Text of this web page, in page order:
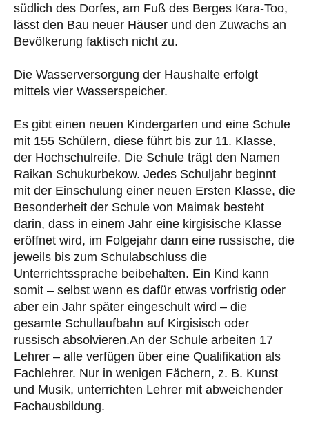
südlich des Dorfes, am Fuß des Berges Кara-Too,
lässt den Bau neuer Häuser und den Zuwachs an
Bevölkerung faktisch nicht zu.
Die Wasserversorgung der Haushalte erfolgt
mittels vier Wasserspeicher.
Es gibt einen neuen Kindergarten und eine Schule
mit 155 Schülern, diese führt bis zur 11. Klasse,
der Hochschulreife. Die Schule trägt den Namen
Raikan Schukurbekow. Jedes Schuljahr beginnt
mit der Einschulung einer neuen Ersten Klasse, die
Besonderheit der Schule von Maimak besteht
darin, dass in einem Jahr eine kirgisische Klasse
eröffnet wird, im Folgejahr dann eine russische, die
jeweils bis zum Schulabschluss die
Unterrichtssprache beibehalten. Ein Kind kann
somit – selbst wenn es dafür etwas vorfristig oder
aber ein Jahr später eingeschult wird – die
gesamte Schullaufbahn auf Kirgisisch oder
russisch absolvieren.An der Schule arbeiten 17
Lehrer – alle verfügen über eine Qualifikation als
Fachlehrer. Nur in wenigen Fächern, z. B. Kunst
und Musik, unterrichten Lehrer mit abweichender
Fachausbildung.